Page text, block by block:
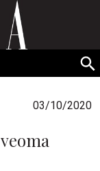
03/10/2020